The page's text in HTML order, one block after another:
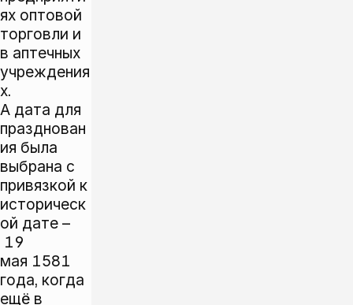
ях оптовой
торговли и
в аптечных
учреждения
х.
А дата для
празднован
ия была
выбрана с
привязкой к
историческ
ой дате –
19
мая 1581
года, когда
ещё в